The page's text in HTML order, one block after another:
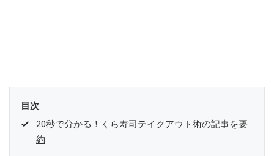
目次
20秒で分かる！くら寿司テイクアウト術の記事を要
約